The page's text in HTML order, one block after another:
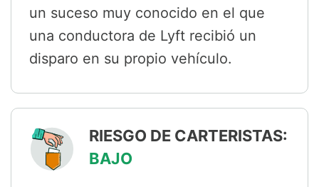
un suceso muy conocido en el que
una conductora de Lyft recibió un
disparo en su propio vehículo.
RIESGO DE CARTERISTAS:
BAJO